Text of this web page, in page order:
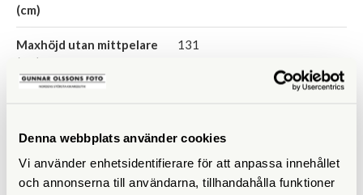
Denna webbplats använder cookies
Vi använder enhetsidentifierare för att anpassa innehållet
och annonserna till användarna, tillhandahålla funktioner
(cm)
Maxhöjd utan mittpelare
(cm)
131
Maxbelastning (kg)
Material